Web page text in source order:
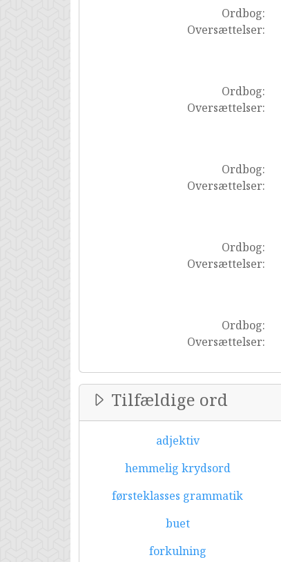
Ordbog:
Oversættelser:
Ordbog:
Oversættelser:
Ordbog:
Oversættelser:
Ordbog:
Oversættelser:
Ordbog:
Oversættelser:
Tilfældige ord
adjektiv
hemmelig krydsord
førsteklasses grammatik
buet
forkulning